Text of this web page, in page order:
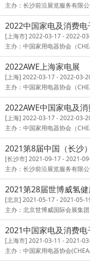
主办：长沙前沿展览服务有限公
2022中国家电及消费电
[上海市] 2022-03-17 - 2022-
主办：中国家用电器协会（
2022AWE上海家电展
[上海] 2022-03-17 - 2022-03-
主办：中国家用电器协会（
2022AWE中国家电及
[上海] 2022-03-17 - 2022-03-
主办：中国家用电器协会（
2021第8届中国（长沙
[长沙市] 2021-09-17 - 2021-
主办：长沙前沿展览服务有限公
2021第28届世博威氢
[北京] 2021-05-17 - 2021-05-
主办：北京世博威国际会展集团
2021中国家电及消费电
[上海市] 2021-03-11 - 2021-
主办：中国家用电器协会